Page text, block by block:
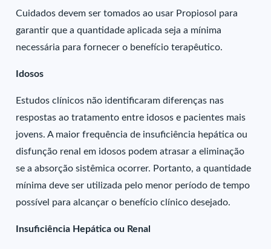
Cuidados devem ser tomados ao usar Propiosol para
garantir que a quantidade aplicada seja a mínima
necessária para fornecer o benefício terapêutico.
Idosos
Estudos clínicos não identificaram diferenças nas
respostas ao tratamento entre idosos e pacientes mais
jovens. A maior frequência de insuficiência hepática ou
disfunção renal em idosos podem atrasar a eliminação
se a absorção sistêmica ocorrer. Portanto, a quantidade
mínima deve ser utilizada pelo menor período de tempo
possível para alcançar o benefício clínico desejado.
Insuficiência Hepática ou Renal